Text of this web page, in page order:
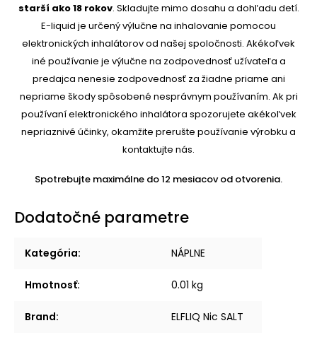
starší ako 18 rokov. Skladujte mimo dosahu a dohľadu detí.
E-liquid je určený výlučne na inhalovanie pomocou
elektronických inhalátorov od našej spoločnosti. Akékoľvek
iné používanie je výlučne na zodpovednosť užívateľa a
predajca nenesie zodpovednosť za žiadne priame ani
nepriame škody spôsobené nesprávnym používaním. Ak pri
používaní elektronického inhalátora spozorujete akékoľvek
nepriaznivé účinky, okamžite prerušte používanie výrobku a
kontaktujte nás.
Spotrebujte maximálne do 12 mesiacov od otvorenia.
Dodatočné parametre
Kategória: NÁPLNE
Hmotnosť: 0.01 kg
Brand: ELFLIQ Nic SALT